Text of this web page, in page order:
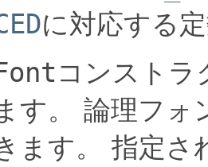
に対応する
コンストラ
す。
論理フォ
ます。
指定さ